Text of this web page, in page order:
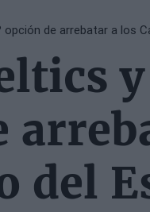
de arrebatar a los
del